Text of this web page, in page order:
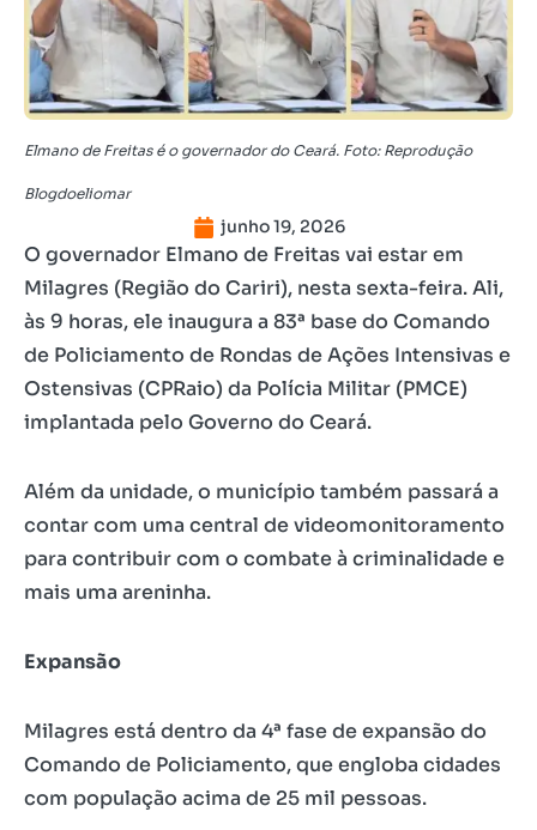
Elmano de Freitas é o governador do Ceará. Foto: Reprodução
Blogdoeliomar
junho 19, 2026
O governador Elmano de Freitas vai estar em
Milagres (Região do Cariri), nesta sexta-feira. Ali,
às 9 horas, ele inaugura a 83ª base do Comando
de Policiamento de Rondas de Ações Intensivas e
Ostensivas (CPRaio) da Polícia Militar (PMCE)
implantada pelo Governo do Ceará.
Além da unidade, o município também passará a
contar com uma central de videomonitoramento
para contribuir com o combate à criminalidade e
mais uma areninha.
Expansão
Milagres está dentro da 4ª fase de expansão do
Comando de Policiamento, que engloba cidades
com população acima de 25 mil pessoas.